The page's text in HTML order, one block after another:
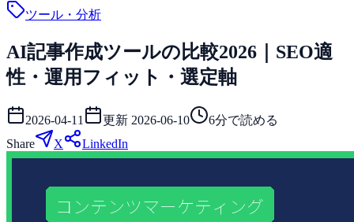
ツール・分析
AI記事作成ツールの比較2026｜SEO適
性・運用フィット・選定軸
2026-04-11 更新 2026-06-10 6分で読める
Share
X LinkedIn